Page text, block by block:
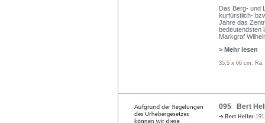
Das Berg- und
kurfürstlich-
Jahre das
bedeutendsten
Markgraf
> Mehr lesen
35,5 x 66 cm,
095 Bert
Bert Heller